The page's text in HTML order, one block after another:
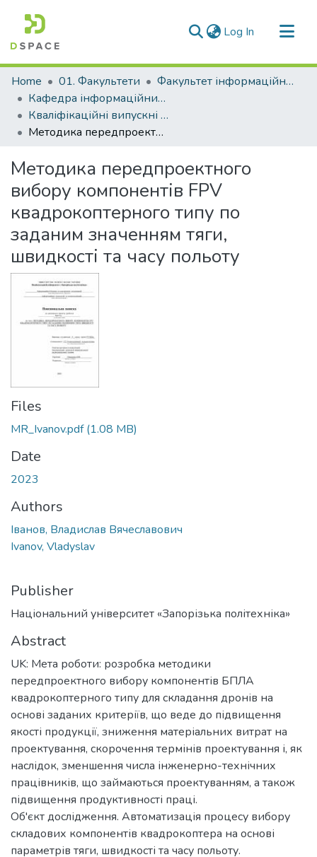
Log In (current)
Communities & Collections
All of DSpace
Statistics
Home 01. Факультети
Факультет інформаційної безпеки та електронних комунікацій
Кафедра інформаційних технологій електронних засобів (Кафедра ІТЕЗ)
Кваліфікаційні випускні роботи здобувачів вищої освіти кафедри ІТЕЗ
Методика передпроектного вибору компонентів FPV квадрокоптерного типу по заданим значенням тяги, швидкості та часу польоту
Методика передпроектного
вибору компонентів FPV
квадрокоптерного типу по
заданим значенням тяги,
швидкості та часу польоту
Files
MR_Ivanov.pdf(1.08 MB)
Date
2023
Authors
Іванов, Владислав Вячеславович
Ivanov, Vladyslav
Publisher
Національний університет «Запорізька політехніка»
Abstract
UK: Мета роботи: розробка методики
передпроектного вибору компонентів БПЛА
квадрокоптерного типу для складання дронів на
основі заданих критеріїв, що веде до підвищення
якості продукції, зниження матеріальних витрат на
проектування, скорочення термінів проектування і, як
наслідок, зменшення числа інженерно-технічних
працівників, що займаються проектуванням, а також
підвищення продуктивності праці.
Об'єкт дослідження. Автоматизація процесу вибору
складових компонентів квадрокоптера на основі
параметрів тяги, швидкості та часу польоту.